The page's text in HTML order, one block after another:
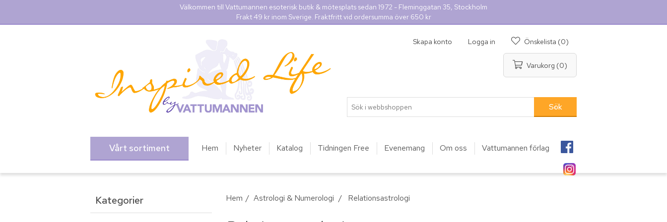
Välkommen till Vattumannen esoterisk butik & mötesplats sedan 1972 - Fleminggatan 35, Stockholm
Frakt 49 kr inom Sverige. Fraktfritt vid ordersumma över 650 kr
Skapa konto Logga in Önskelista (0)
Varukorg (0)
Vårt sortiment Hem Nyheter Katalog Tidningen Free Evenemang Om oss Vattumannen förlag
Kategorier Hem / Astrologi & Numerologi / Relationsastrologi